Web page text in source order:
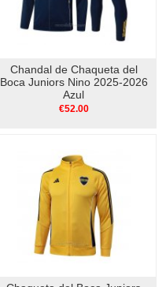
Chandal de Chaqueta del
Boca Juniors Nino 2025-2026
Azul
€52.00